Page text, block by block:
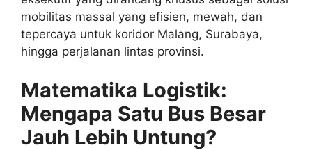
mobilitas massal yang efisien, mewah, dan
tepercaya untuk koridor Malang, Surabaya,
hingga perjalanan lintas provinsi.
Matematika Logistik:
Mengapa Satu Bus Besar
Jauh Lebih Untung?